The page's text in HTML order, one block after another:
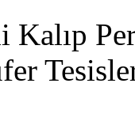
Kalıp